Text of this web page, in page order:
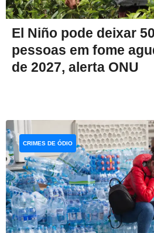
El Niño pode deixar
pessoas em fome
de 2027, alerta ONU
CRIMES DE ÓDIO